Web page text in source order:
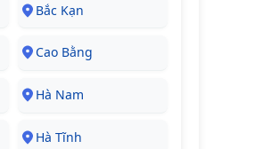
Bắc Kạn
Cao Bằng
Hà Nam
Hà Tĩnh